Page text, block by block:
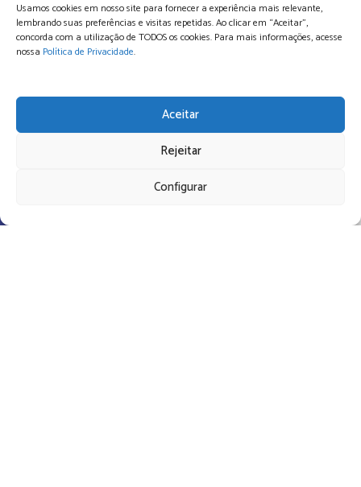
Usamos cookies em nosso site para fornecer a experiência mais relevante,
lembrando suas preferências e visitas repetidas. Ao clicar em “Aceitar”,
concorda com a utilização de TODOS os cookies. Para mais informações, acesse
nossa Política de Privacidade.
Aceitar
Rejeitar
Configurar